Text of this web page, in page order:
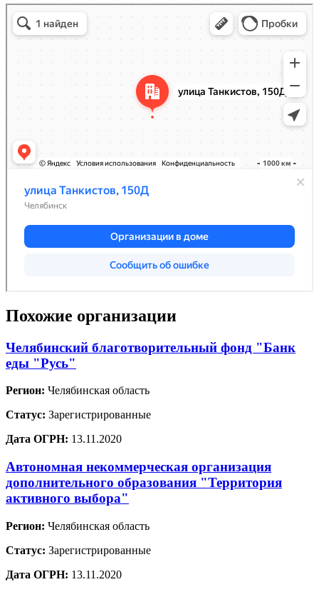
Похожие организации
Челябинский благотворительный фонд "Банк
еды "Русь"
Регион: Челябинская область
Статус: Зарегистрированные
Дата ОГРН: 13.11.2020
Автономная некоммерческая организация
дополнительного образования "Территория
активного выбора"
Регион: Челябинская область
Статус: Зарегистрированные
Дата ОГРН: 13.11.2020